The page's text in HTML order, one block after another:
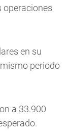
operaciones
en su
periodo
a 33.900